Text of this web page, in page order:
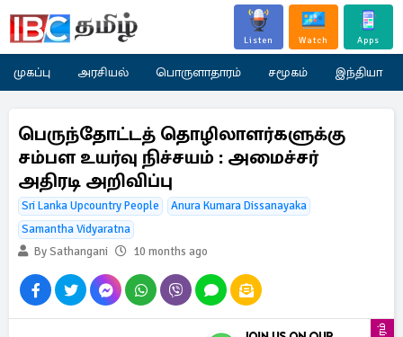
Listen Watch Apps
முகப்பு அரசியல் பொருளாதாரம் சமூகம் இந்தியா
பெருந்தோட்டத் தொழிலாளர்களுக்கு
சம்பள உயர்வு நிச்சயம் : அமைச்சர்
அதிரடி அறிவிப்பு
Sri Lanka Upcountry People
Anura Kumara Dissanayaka
Samantha Vidyaratna
By Sathangani
10 months ago